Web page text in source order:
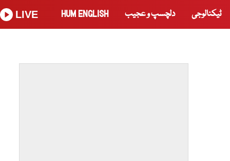
ٹیکنالوجی دلچسپ و عجیب HUM ENGLISH
LIVE